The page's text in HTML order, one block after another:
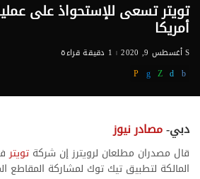
تويتر تسعى للإستحواذ على
أمريكا
أغسطس 9, 2020 1 دقيقة قراءة
دبي-مصادر نيوز
قال مصدران مطلعان لرويترز إن شركة تويتر
المالكة لتطبيق تيك توك لمشاركة المقاطع